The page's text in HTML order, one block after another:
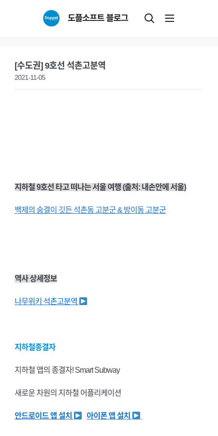
도플소프트 블로그
[수도권] 9호선 석촌고분역
2021-11-05
지하철 9호선 타고 떠나는 서울 여행 (출처: 내손안에 서울)
백제의 숨결이 깃든 석촌동 고분군 & 방이동 고분군
역사 상세정보
나무위키 석촌고분역
지하철종결자
지하철 앱의 종결자! Smart Subway
새로운 차원의 지하철 어플리케이션
안드로이드 앱 설치 아이폰 앱 설치